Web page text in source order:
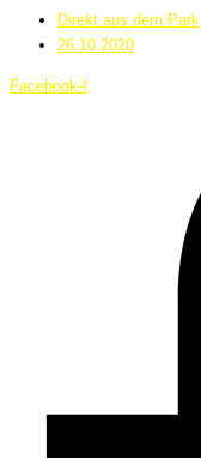
Direkt aus dem Park
26.10.2020
Facebook-f